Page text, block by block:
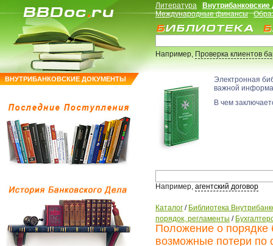
ВНУТРИБАНКОВСКИЕ ДОКУМЕНТЫ
Литература
Международные финансы
Например,Проверка клиентов
Электронная
важной
В чем
Например, агентский договор
Каталог / Библиотека
порядок, регламенты /
Положение о порядке
возможные потери по